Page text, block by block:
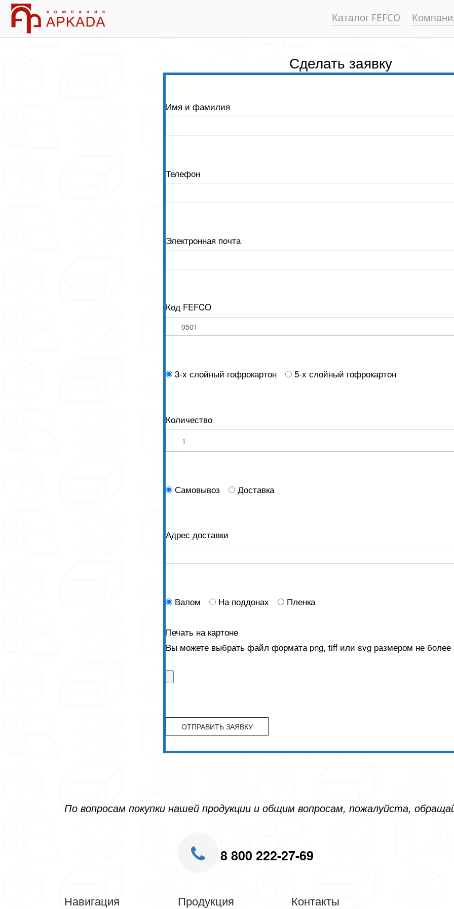
Skip
content
Home
Каталог FEFCO
Сделать заявку
Имя и фамилия
Телефон
Электронная почта
Код FEFCO
3-х слойный гофрокартон 5-х слойный гофрокартон
Количество
Самовывоз Доставка
Адрес доставки
Валом На поддонах Пленка
Печать на картоне
Вы можете выбрать файл формата png, tiff или svg размером не
По вопросам покупки нашей продукции и общим вопросам, пожалуйста,
8 800 222-27-69
Навигация Продукция Контакты